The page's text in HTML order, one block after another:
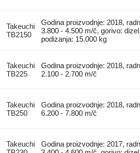
Takeuchi
TB2150
Godina proizvodnje: 2018,
3.800 - 4.500 m/č, gorivo:
podizanja: 15.000 kg
Takeuchi
TB225
Godina proizvodnje: 2018,
2.100 - 2.700 m/č
Takeuchi
TB250
Godina proizvodnje: 2018,
6.200 - 7.800 m/č
Takeuchi
Godina proizvodnje: 2017,